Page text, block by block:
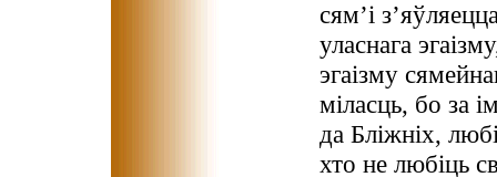
сям’і
уласнага
эгаізму
міласць, бо за
да Бліжніх,
хто не любіць